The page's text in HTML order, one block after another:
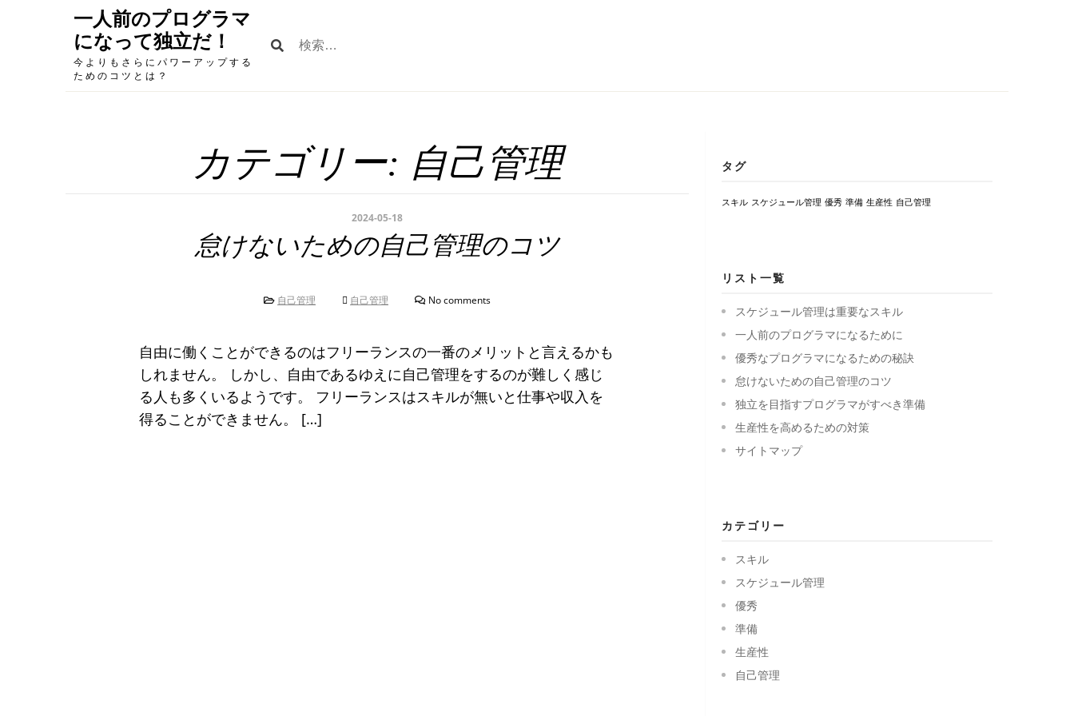
一人前のプログラマ
になって独立だ！
今よりもさらにパワーアップする
ためのコツとは？
検
カテゴリー: 自己管理
2024-05-18
怠けないための自己管理のコツ
自己管理 自己管理 No comments
自由に働くことができるのはフリーランスの一番のメリットと言えるかも
しれません。 しかし、自由であるゆえに自己管理をするのが難しく感じ
る人も多くいるようです。 フリーランスはスキルが無いと仕事や収入を
得ることができません。 […]
タグ
スキル スケジュール管理 優秀 準備 生産性 自己管理
リスト一覧
スケジュール管理は重要なスキル
一人前のプログラマになるために
優秀なプログラマになるための秘訣
怠けないための自己管理のコツ
独立を目指すプログラマがすべき準備
生産性を高めるための対策
サイトマップ
カテゴリー
スキル
スケジュール管理
優秀
準備
生産性
自己管理